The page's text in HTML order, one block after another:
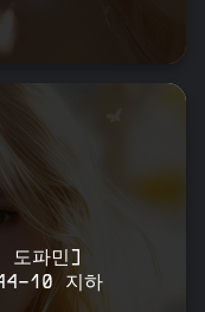
도파민]
10 지하